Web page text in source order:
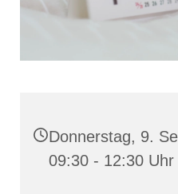
Donnerstag, 9.
09:30 - 12:30 Uhr